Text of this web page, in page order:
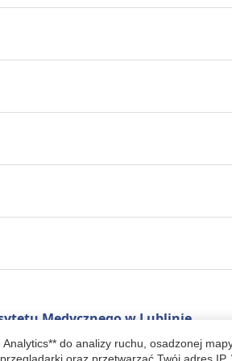
Medycznego w Lublinie
do analizy ruchu, osadzonej